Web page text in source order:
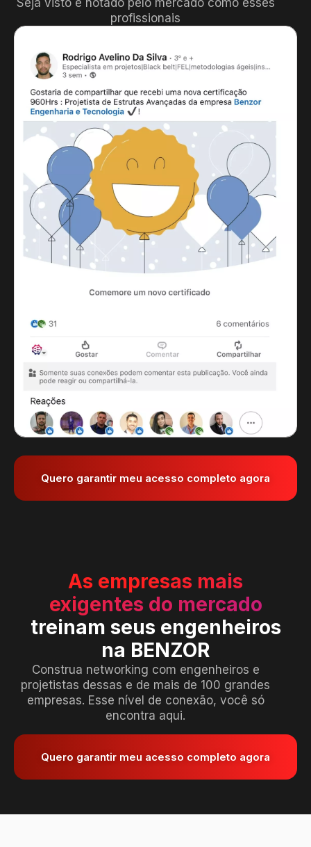
profissionais
Quero garantir meu acesso completo agora
As empresas mais
exigentes do mercado
treinam seus engenheiros
na BENZOR
Construa networking com engenheiros e
projetistas dessas e de mais de 100 grandes
empresas. Esse nível de conexão, você só
encontra aqui.
Quero garantir meu acesso completo agora